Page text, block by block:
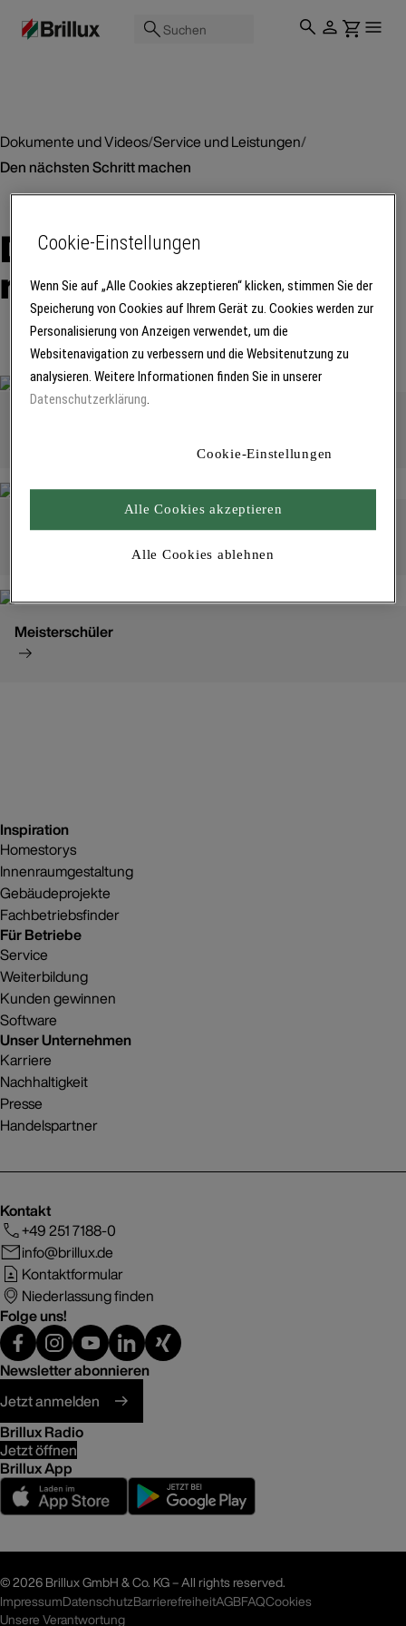
Suchen
Dokumente und Videos/Service und Leistungen/
Den nächsten Schritt machen
Den nächsten Schritt
machen
Betriebsübernahme
Meisterschüler
Inspiration
Homestorys
Innenraumgestaltung
Gebäudeprojekte
Fachbetriebsfinder
Für Betriebe
Service
Weiterbildung
Kunden gewinnen
Software
Unser Unternehmen
Karriere
Nachhaltigkeit
Presse
Handelspartner
Kontakt
+49 251 7188-0
info@brillux.de
Kontaktformular
Niederlassung finden
Folge uns!
Newsletter abonnieren
Jetzt anmelden
Brillux Radio
Jetzt öffnen
Brillux App
©2026 Brillux GmbH & Co. KG – All rights reserved.
ImpressumDatenschutzBarrierefreiheitAGBFAQCookies
Unsere Verantwortung
Cookie-Einstellungen
Wenn Sie auf „Alle Cookies akzeptieren“ klicken, stimmen Sie der
Speicherung von Cookies auf Ihrem Gerät zu. Cookies werden zur
Personalisierung von Anzeigen verwendet, um die
Websitenavigation zu verbessern und die Websitenutzung zu
analysieren. Weitere Informationen finden Sie in unserer
Datenschutzerklärung.
Cookie-Einstellungen
Alle Cookies ablehnen
Alle Cookies akzeptieren